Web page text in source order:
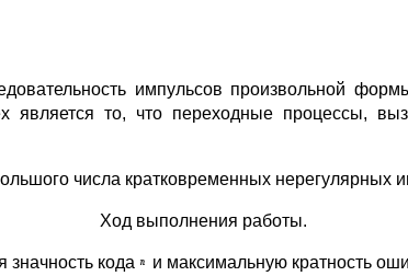
импульсов произвольной
является то, что переходные процессы,
числа кратковременных
Ход выполнения работы.
значность кода и максимальную кратность